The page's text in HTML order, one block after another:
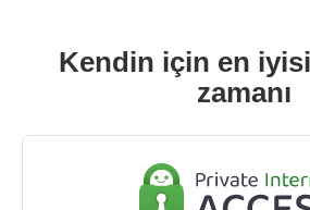
Kendin için en
zamanı